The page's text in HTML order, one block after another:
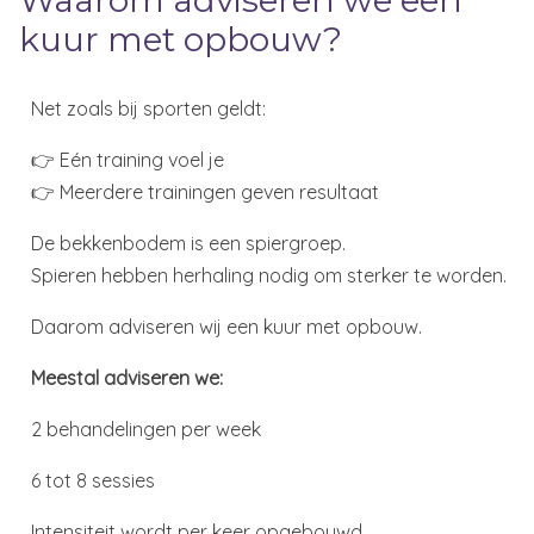
kuur met opbouw?
Net zoals bij sporten geldt:
👉 Eén training voel je
👉 Meerdere trainingen geven resultaat
De bekkenbodem is een spiergroep.
Spieren hebben herhaling nodig om sterker te worden.
Daarom adviseren wij een kuur met opbouw.
Meestal adviseren we:
2 behandelingen per week
6 tot 8 sessies